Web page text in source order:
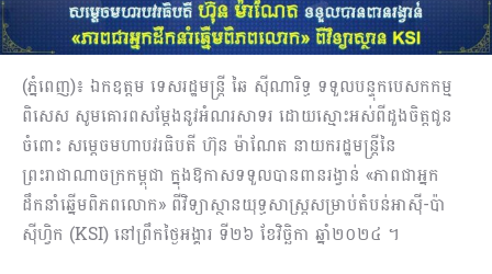
(ភ្នំពេញ)៖ ឯកឧត្តម ទេសរដ្ឋមន្រ្តី ឆៃ ស៊ីណារិទ្ធ ទទួលបន្ទុកបេសកកម្ម
ពិសេស សូមគោរពសម្តែងនូវអំណរសាទរ ដោយស្មោះអស់ពីដួងចិត្តជូន
ចំពោះ សម្តេចមហាបវរធិបតី ហ៊ុន ម៉ាណែត នាយករដ្ឋមន្ត្រីនៃ
ព្រះរាជាណាចក្រកម្ពុជា ក្នុងឱកាសទទួលបានពានរង្វាន់ «ភាពជាអ្នក
ដឹកនាំឆ្នើមពិភពលោក» ពីវិទ្យាស្ថានយុទ្ធសាស្ត្រសម្រាប់​តំបន់អាស៊ី-ប៉ា
ស៊ីហ្វិក (KSI) នៅព្រឹកថ្ងៃអង្គារ ទី២៦ ខែវិច្ឆិកា ឆ្នាំ២០២៤ ។